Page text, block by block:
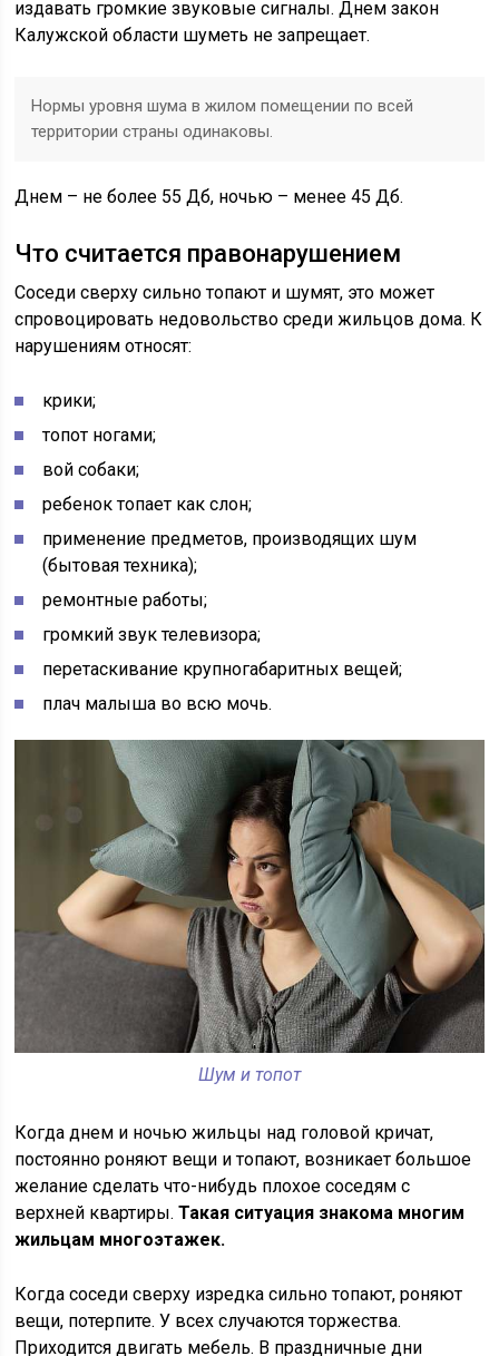
издавать громкие звуковые сигналы. Днем закон
Калужской области шуметь не запрещает.
Нормы уровня шума в жилом помещении по всей
территории страны одинаковы.
Днем – не более 55 Дб, ночью – менее 45 Дб.
Что считается правонарушением
Соседи сверху сильно топают и шумят, это может
спровоцировать недовольство среди жильцов дома. К
нарушениям относят:
крики;
топот ногами;
вой собаки;
ребенок топает как слон;
применение предметов, производящих шум
(бытовая техника);
ремонтные работы;
громкий звук телевизора;
перетаскивание крупногабаритных вещей;
плач малыша во всю мочь.
Шум и топот
Когда днем и ночью жильцы над головой кричат,
постоянно роняют вещи и топают, возникает большое
желание сделать что-нибудь плохое соседям с
верхней квартиры.Такая ситуация знакома многим
жильцам многоэтажек.
Когда соседи сверху изредка сильно топают, роняют
вещи, потерпите. У всех случаются торжества.
Приходится двигать мебель. В праздничные дни